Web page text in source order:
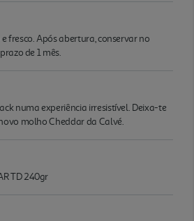
fresco. Após abertura, conservar no
de 1 mês.
numa experiência irresistível. Deixa-te
molho Cheddar da Calvé.
TD 240gr